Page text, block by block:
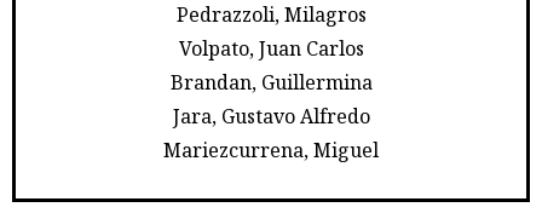
Pedrazzoli, Milagros
Volpato, Juan Carlos
Brandan, Guillermina
Jara, Gustavo Alfredo
Mariezcurrena, Miguel